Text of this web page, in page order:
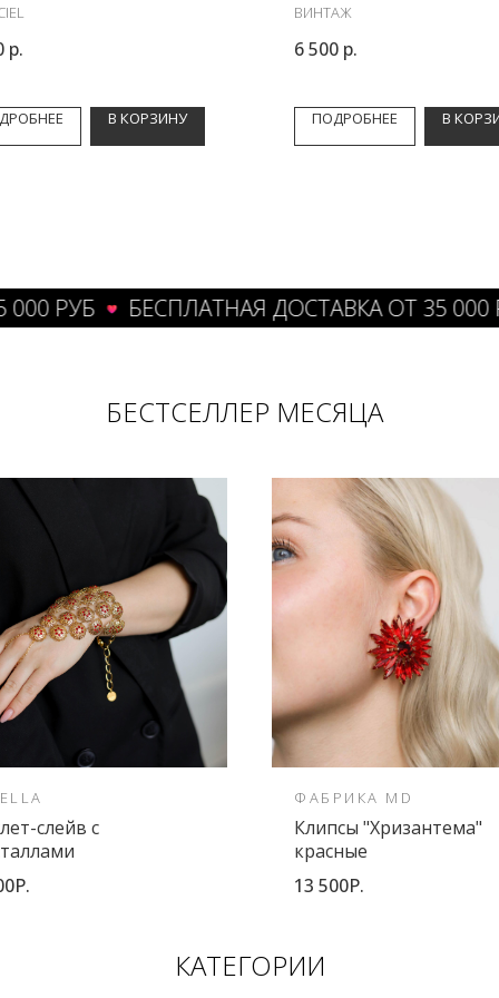
р.
В КОРЗИНУ
ВИНТАЖ
6 500 р.
ПОДРОБНЕЕ В
БЕСПЛАТНАЯ ДОСТАВКА ОТ 35 000 РУБ
БЕСТСЕЛЛЕР МЕСЯЦА
слейв с
ФАБРИКА MD
Клипсы "Хризантема"
красные
13 500Р.
КАТЕГОРИИ